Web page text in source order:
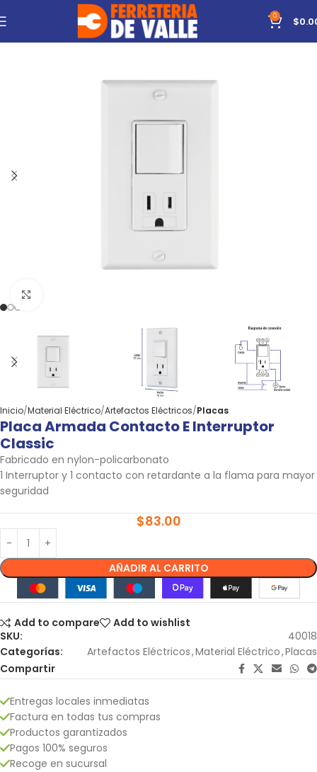
0 $
Inicio Material Eléctrico Artefactos Eléctricos Placas
Placa Armada Contacto E Interruptor
Classic
Fabricado en nylon-policarbonato
1 Interruptor y 1 contacto con retardante a la flama para mayor
seguridad
$83.00
AÑADIR AL CARRITO
Add to compare
Add to wishlist
SKU:
40018
Categorías:
Artefactos Eléctricos,Material Eléctrico,Placas
Compartir
Entregas locales inmediatas
Factura en todas tus compras
Productos garantizados
Pagos 100% seguros
Recoge en sucursal